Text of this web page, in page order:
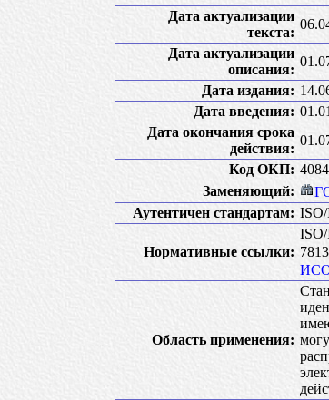
Дата актуализации
текста:
Дата актуализации
описания:
Дата издания:
Дата введения:
Дата окончания срока
действия:
Код ОКП:
Заменяющий:
Аутентичен стандартам:
Нормативные ссылки:
Область применения: